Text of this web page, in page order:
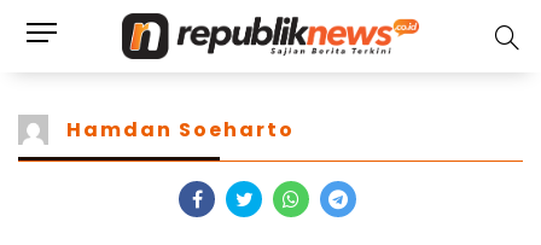
Hamdan Soeharto